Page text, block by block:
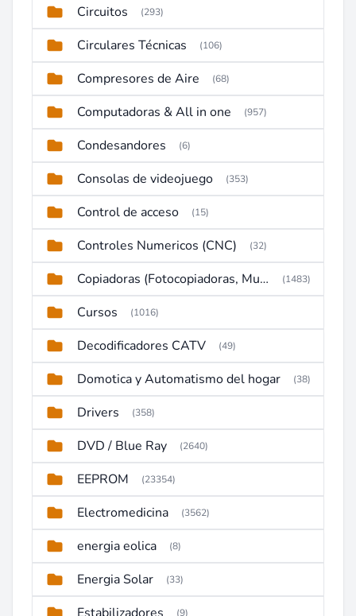
Circuitos (293)
Circulares Técnicas (106)
Compresores de Aire (68)
Computadoras & All in one (957)
Condesandores (6)
Consolas de videojuego (353)
Control de acceso (15)
Controles Numericos (CNC) (32)
Copiadoras (Fotocopiadoras, Multifunctions, Ploter, etc) (1483)
Cursos (1016)
Decodificadores CATV (49)
Domotica y Automatismo del hogar (38)
Drivers (358)
DVD / Blue Ray (2640)
EEPROM (23354)
Electromedicina (3562)
energia eolica (8)
Energia Solar (33)
(9)